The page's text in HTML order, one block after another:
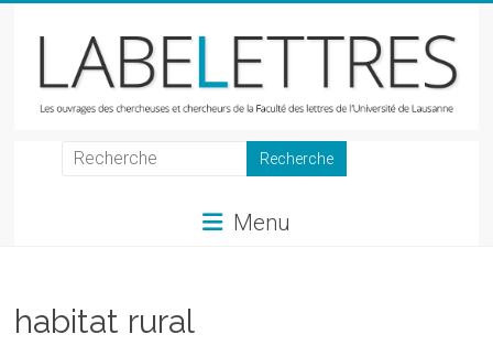
LabeLettres
et
chercheurs
Menu
habitat rural